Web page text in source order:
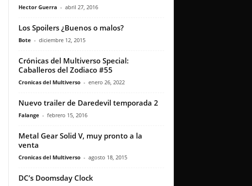
Hector Guerra - abril 27, 2016
Los Spoilers ¿Buenos o malos?
Bote - diciembre 12, 2015
Crónicas del Multiverso Special:
Caballeros del Zodiaco #55
Cronicas del Multiverso - enero 26, 2022
Nuevo trailer de Daredevil temporada 2
Falange - febrero 15, 2016
Metal Gear Solid V, muy pronto a la
venta
Cronicas del Multiverso - agosto 18, 2015
DC’s Doomsday Clock